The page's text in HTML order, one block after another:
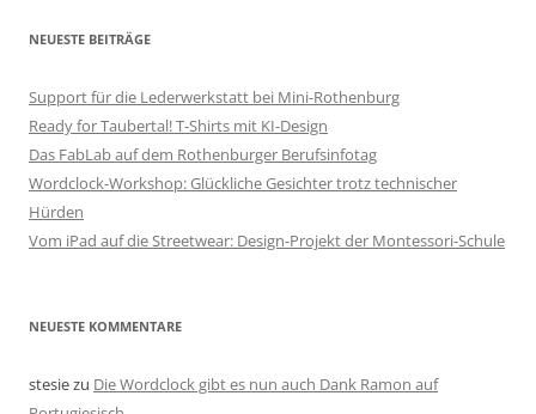
NEUESTE BEITRÄGE
Support für die Lederwerkstatt bei Mini-Rothenburg
Ready for Taubertal! T-Shirts mit KI-Design
Das FabLab auf dem Rothenburger Berufsinfotag
Wordclock-Workshop: Glückliche Gesichter trotz technischer
Hürden
Vom iPad auf die Streetwear: Design-Projekt der Montessori-Schule
NEUESTE KOMMENTARE
stesiezu Die Wordclock gibt es nun auch Dank Ramon auf